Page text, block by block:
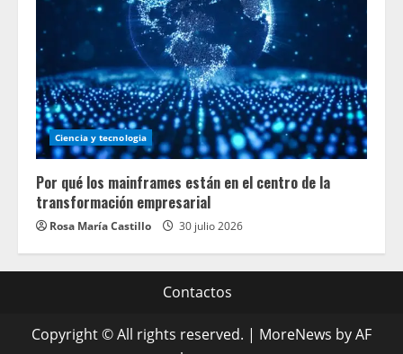
Ciencia y tecnologia
Por qué los mainframes están en el centro de la
transformación empresarial
Rosa María Castillo 30 julio 2026
Contactos
Copyright © All rights reserved. | MoreNews by AF